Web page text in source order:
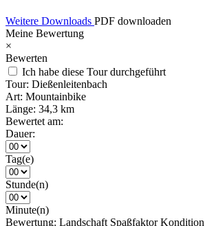
Weitere Downloads PDF downloaden
Meine Bewertung
×
Bewerten
Ich habe diese Tour durchgeführt
Tour: Dießenleitenbach
Art: Mountainbike
Länge: 34,3 km
Bewertet am:
Dauer:
Tag(e)
Stunde(n)
Minute(n)
Bewertung: Landschaft Spaßfaktor Kondition